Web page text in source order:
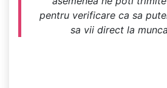
pentru verificare ca sa
sa vii direct la